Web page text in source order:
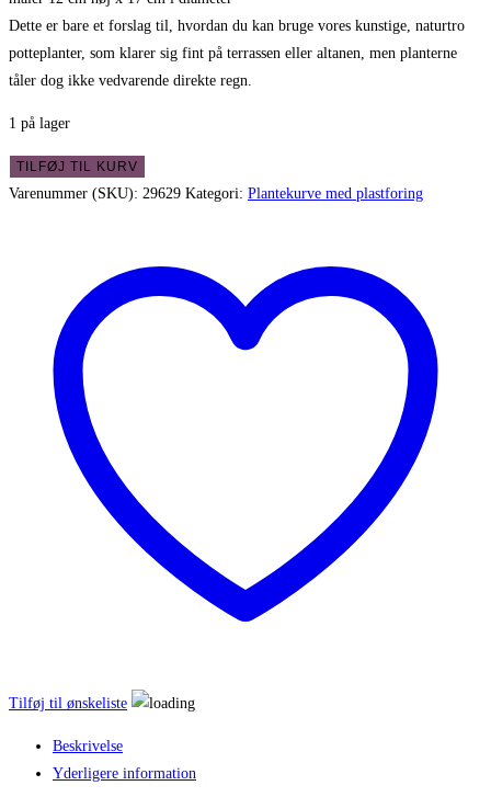
Dette er bare et forslag til, hvordan du kan bruge vores kunstige, naturtro
potteplanter, som klarer sig fint på terrassen eller altanen, men planterne
tåler dog ikke vedvarende direkte regn.
1 på lager
Rund
plantekurv
metalstel
TILFØJ TIL KURV
Varenummer (SKU): 29629 Kategori: Plantekurve med plastforing
Tilføj til ønskeliste
Beskrivelse
Yderligere information